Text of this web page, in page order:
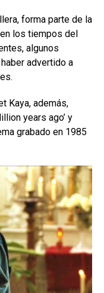
forma parte de la
los tiempos del
algunos
advertido a
Kaya, además,
years ago’ y
grabado en 1985